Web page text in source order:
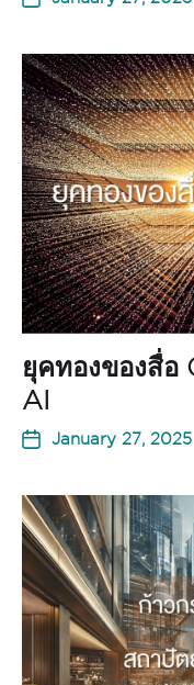
ยุคทองของสื่อ
AI
January 27, 2025